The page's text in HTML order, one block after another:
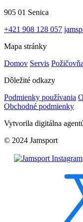
905 01 Senica
+421 908 128 057
Mapa stránky
Domov Servis
Dôležité odkazy
Podmienky používania
Obchodné podmienky
Vytvorila digitálna
© 2024 Jamsport